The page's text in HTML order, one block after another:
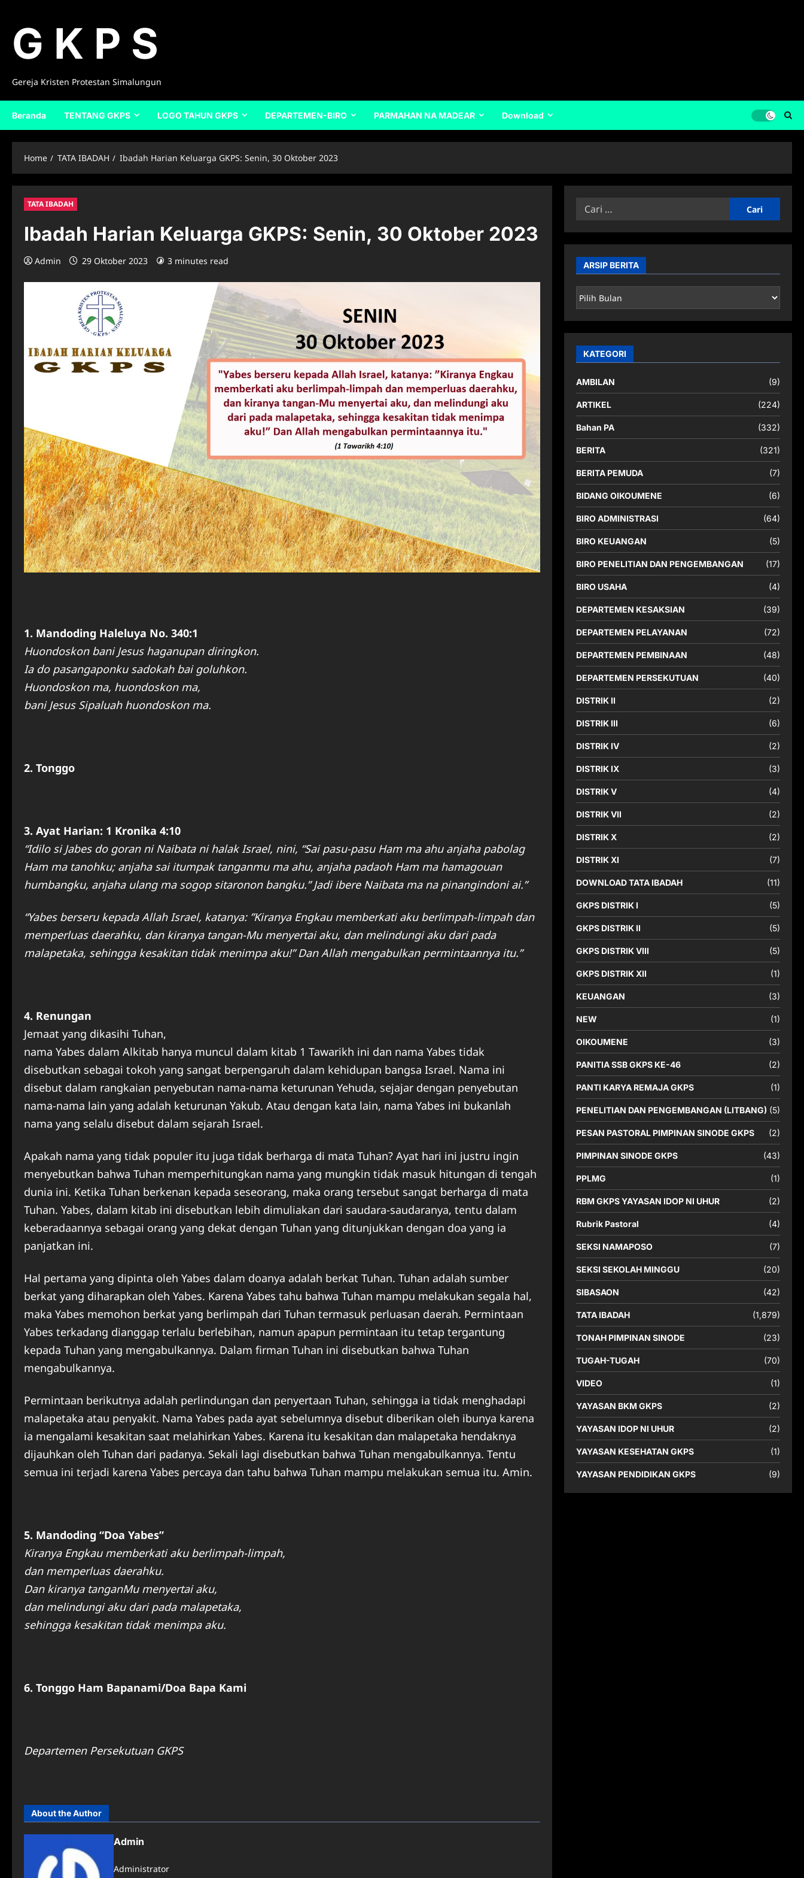
contentG K P S
Gereja Kristen Protestan Simalungun
Beranda TENTANG GKPS LOGO TAHUN GKPS DEPARTEMEN-BIRO PARMAHAN NA MADEAR Download
Home TATA IBADAH Ibadah Harian Keluarga GKPS: Senin, 30 Oktober 2023
TATA IBADAH
Ibadah Harian Keluarga GKPS: Senin, 30 Oktober 2023
Admin 29 Oktober 2023 3 minutes read
1. Mandoding Haleluya No. 340:1
Huondoskon bani Jesus haganupan diringkon.
Ia do pasangaponku sadokah bai goluhkon.
Huondoskon ma, huondoskon ma,
bani Jesus Sipaluah huondoskon ma.
2. Tonggo
3. Ayat Harian: 1 Kronika 4:10
“Idilo si Jabes do goran ni Naibata ni halak Israel, nini, “Sai pasu-pasu Ham ma ahu anjaha pabolag
Ham ma tanohku; anjaha sai itumpak tanganmu ma ahu, anjaha padaoh Ham ma hamagouan
humbangku, anjaha ulang ma sogop sitaronon bangku.” Jadi ibere Naibata ma na pinangindoni ai.”
“Yabes berseru kepada Allah Israel, katanya: ”Kiranya Engkau memberkati aku berlimpah-limpah dan
memperluas daerahku, dan kiranya tangan-Mu menyertai aku, dan melindungi aku dari pada
malapetaka, sehingga kesakitan tidak menimpa aku!” Dan Allah mengabulkan permintaannya itu.”
4. Renungan
Jemaat yang dikasihi Tuhan,
nama Yabes dalam Alkitab hanya muncul dalam kitab 1 Tawarikh ini dan nama Yabes tidak
disebutkan sebagai tokoh yang sangat berpengaruh dalam kehidupan bangsa Israel. Nama ini
disebut dalam rangkaian penyebutan nama-nama keturunan Yehuda, sejajar dengan penyebutan
nama-nama lain yang adalah keturunan Yakub. Atau dengan kata lain, nama Yabes ini bukanlah
nama yang selalu disebut dalam sejarah Israel.
Apakah nama yang tidak populer itu juga tidak berharga di mata Tuhan? Ayat hari ini justru ingin
menyebutkan bahwa Tuhan memperhitungkan nama yang mungkin tidak masuk hitungan di tengah
dunia ini. Ketika Tuhan berkenan kepada seseorang, maka orang tersebut sangat berharga di mata
Tuhan. Yabes, dalam kitab ini disebutkan lebih dimuliakan dari saudara-saudaranya, tentu dalam
keberadaannya sebagai orang yang dekat dengan Tuhan yang ditunjukkan dengan doa yang ia
panjatkan ini.
Hal pertama yang dipinta oleh Yabes dalam doanya adalah berkat Tuhan. Tuhan adalah sumber
berkat yang diharapkan oleh Yabes. Karena Yabes tahu bahwa Tuhan mampu melakukan segala hal,
maka Yabes memohon berkat yang berlimpah dari Tuhan termasuk perluasan daerah. Permintaan
Yabes terkadang dianggap terlalu berlebihan, namun apapun permintaan itu tetap tergantung
kepada Tuhan yang mengabulkannya. Dalam firman Tuhan ini disebutkan bahwa Tuhan
mengabulkannya.
Permintaan berikutnya adalah perlindungan dan penyertaan Tuhan, sehingga ia tidak menghadapi
malapetaka atau penyakit. Nama Yabes pada ayat sebelumnya disebut diberikan oleh ibunya karena
ia mengalami kesakitan saat melahirkan Yabes. Karena itu kesakitan dan malapetaka hendaknya
dijauhkan oleh Tuhan dari padanya. Sekali lagi disebutkan bahwa Tuhan mengabulkannya. Tentu
semua ini terjadi karena Yabes percaya dan tahu bahwa Tuhan mampu melakukan semua itu. Amin.
5. Mandoding “Doa Yabes”
Kiranya Engkau memberkati aku berlimpah-limpah,
dan memperluas daerahku.
Dan kiranya tanganMu menyertai aku,
dan melindungi aku dari pada malapetaka,
sehingga kesakitan tidak menimpa aku.
6. Tonggo Ham Bapanami/Doa Bapa Kami
Departemen Persekutuan GKPS
About the Author
Admin
Administrator
Cari
ARSIP BERITA
ARSIP
BERITA
KATEGORI
AMBILAN (9)
ARTIKEL (224)
Bahan PA (332)
BERITA (321)
BERITA PEMUDA (7)
BIDANG OIKOUMENE (6)
BIRO ADMINISTRASI (64)
BIRO KEUANGAN (5)
BIRO PENELITIAN DAN PENGEMBANGAN (17)
BIRO USAHA (4)
DEPARTEMEN KESAKSIAN (39)
DEPARTEMEN PELAYANAN (72)
DEPARTEMEN PEMBINAAN (48)
DEPARTEMEN PERSEKUTUAN (40)
DISTRIK II (2)
DISTRIK III (6)
DISTRIK IV (2)
DISTRIK IX (3)
DISTRIK V (4)
DISTRIK VII (2)
DISTRIK X (2)
DISTRIK XI (7)
DOWNLOAD TATA IBADAH (11)
GKPS DISTRIK I (5)
GKPS DISTRIK II (5)
GKPS DISTRIK VIII (5)
GKPS DISTRIK XII (1)
KEUANGAN (3)
NEW (1)
OIKOUMENE (3)
PANITIA SSB GKPS KE-46 (2)
PANTI KARYA REMAJA GKPS (1)
PENELITIAN DAN PENGEMBANGAN (LITBANG) (5)
PESAN PASTORAL PIMPINAN SINODE GKPS (2)
PIMPINAN SINODE GKPS (43)
PPLMG (1)
RBM GKPS YAYASAN IDOP NI UHUR (2)
Rubrik Pastoral (4)
SEKSI NAMAPOSO (7)
SEKSI SEKOLAH MINGGU (20)
SIBASAON (42)
TATA IBADAH (1,879)
TONAH PIMPINAN SINODE (23)
TUGAH-TUGAH (70)
VIDEO (1)
YAYASAN BKM GKPS (2)
YAYASAN IDOP NI UHUR (2)
YAYASAN KESEHATAN GKPS (1)
YAYASAN PENDIDIKAN GKPS (9)